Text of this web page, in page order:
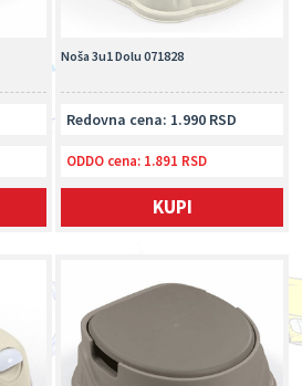
Noša 3u1 Dolu 071828
Redovna cena: 1.990 RSD
ODDO cena: 1.891 RSD
KUPI